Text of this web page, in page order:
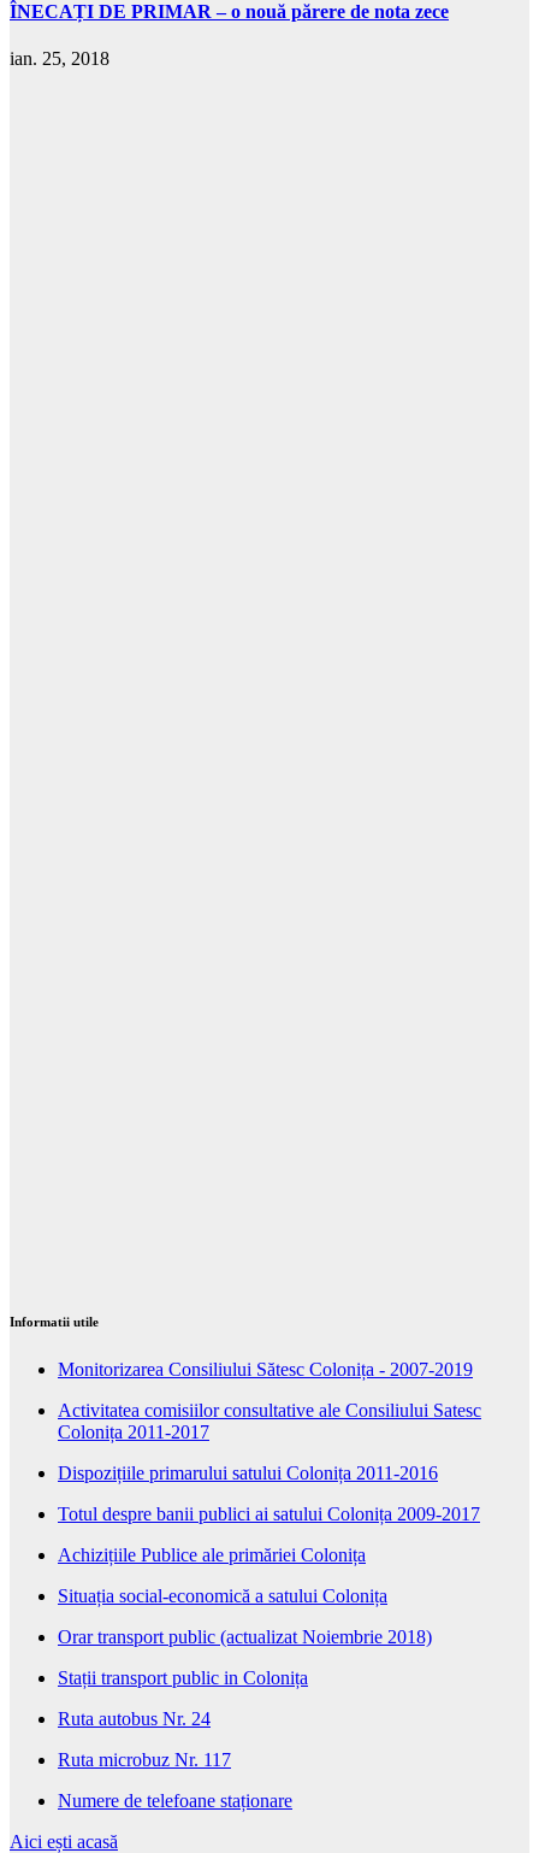
ÎNECAȚI DE PRIMAR – o nouă părere de nota zece
ian. 25, 2018
Informatii utile
Monitorizarea Consiliului Sătesc Colonița - 2007-2019
Activitatea comisiilor consultative ale Consiliului Satesc
Colonița 2011-2017
Dispozițiile primarului satului Colonița 2011-2016
Totul despre banii publici ai satului Colonița 2009-2017
Achizițiile Publice ale primăriei Colonița
Situația social-economică a satului Colonița
Orar transport public (actualizat Noiembrie 2018)
Stații transport public in Colonița
Ruta autobus Nr. 24
Ruta microbuz Nr. 117
Numere de telefoane staționare
Aici ești acasă